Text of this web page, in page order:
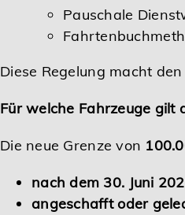
Pauschale
Diese Regelung macht
Für welche Fahrzeuge gilt
Die neue Grenze von
nach dem 30. Juni
angeschafft oder